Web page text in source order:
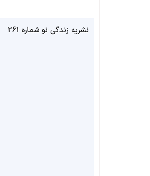
نشریه زندگی نو شماره 261